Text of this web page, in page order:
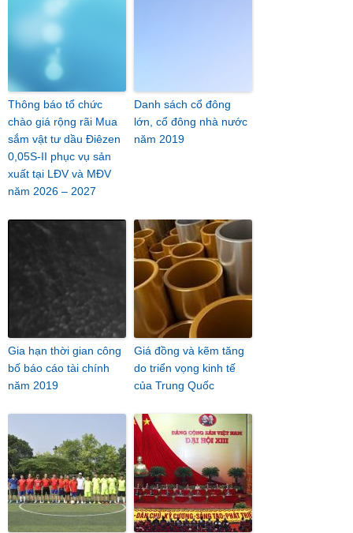
Thông báo tổ chức
chào giá rộng rãi Mua
sắm vật tư dầu Điêzen
0,05S-II phục vụ sản
xuất tại LĐV và MĐV
năm 2026 – 2027
Danh sách cổ đông
lớn, cổ đông nhà nước
năm 2019
Gia hạn thời gian công
bố báo cáo tài chính
năm 2019
Giá đồng và kẽm tăng
do triển vọng kinh tế
của Trung Quốc